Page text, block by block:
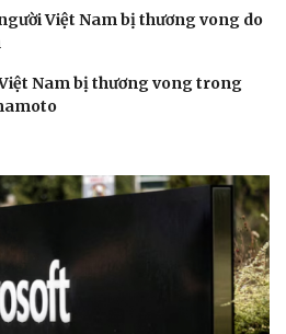
Việt Nam bị thương vong do
Nam bị thương vong trong